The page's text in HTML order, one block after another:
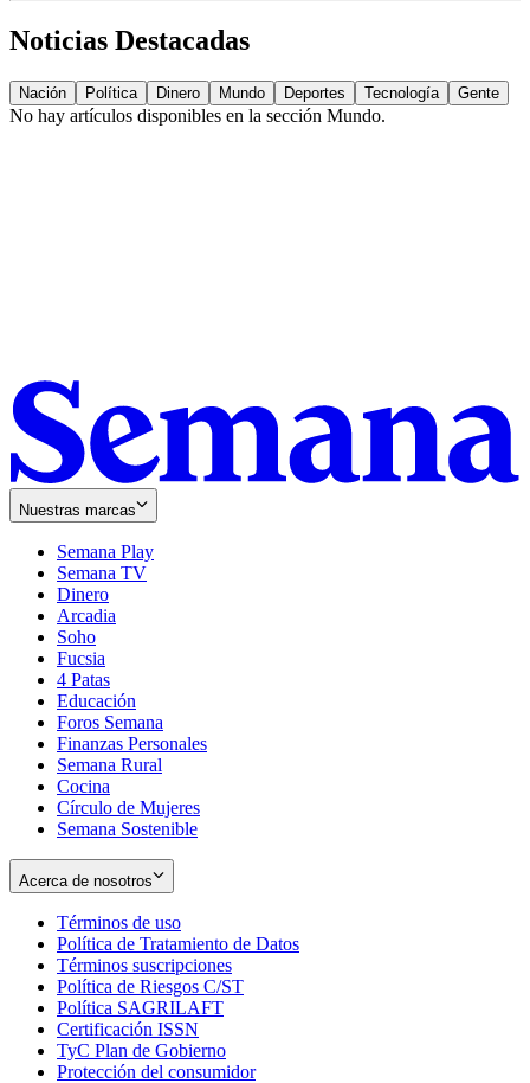
Noticias Destacadas
Nación Política Dinero Mundo Deportes Tecnología Gente
No hay artículos disponibles en la sección Mundo.
Nuestras marcas
Semana Play
Semana TV
Dinero
Arcadia
Soho
in
new
window
Fucsia
in
new
window
4 Patas
Educación
Foros Semana
Finanzas Personales
Semana Rural
Cocina
Círculo de Mujeres
Semana Sostenible
Acerca de nosotros
Términos de uso
in
new
window
Política de Tratamiento de Datos
Términos suscripciones
in
Política de Riesgos C/ST
Política SAGRILAFT
new
window
Certificación ISSN
in
new
TyC Plan de Gobierno
in
Protección del consumidorOpens